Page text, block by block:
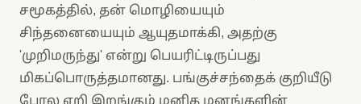
சமூகத்தில், தன் மொழியையும்
சிந்தனையையும் ஆயுதமாக்கி, அதற்கு
'முறிமருந்து' என்று பெயரிட்டிருப்பது
மிகப்பொருத்தமானது. பங்குச்சந்தைக் குறியீடு
போல ஏறி இறங்கும் மனித மனங்களின்